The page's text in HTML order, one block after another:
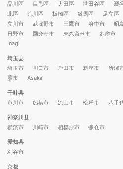
品川區
目黒區 大田區 世田谷區 澀
北區
荒川區 板橋區 練馬區 足立區
立川市
武蔵野市 三鷹市 府中市 昭
日野市
國分寺市 東久留米市 多摩市
Inagi
埼玉县
埼玉市
川口市 戶田市 新座市 所澤
蕨市
Asaka
千叶县
市川市
船橋市 流山市 松戶市 八千
神奈川县
橫濱市
川崎市 相模原市 镰仓市
爱知县
刈谷市
京都